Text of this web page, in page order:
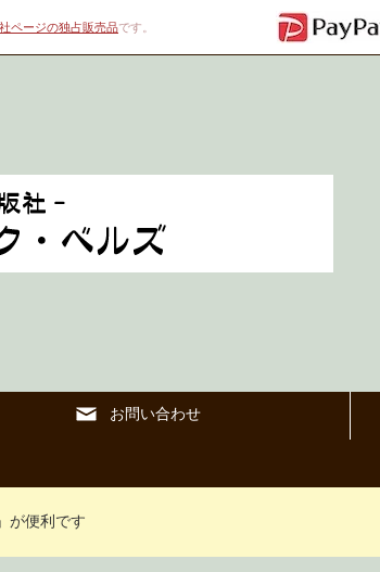
ページの独占販売品です。
お問い合わせ
が便利です